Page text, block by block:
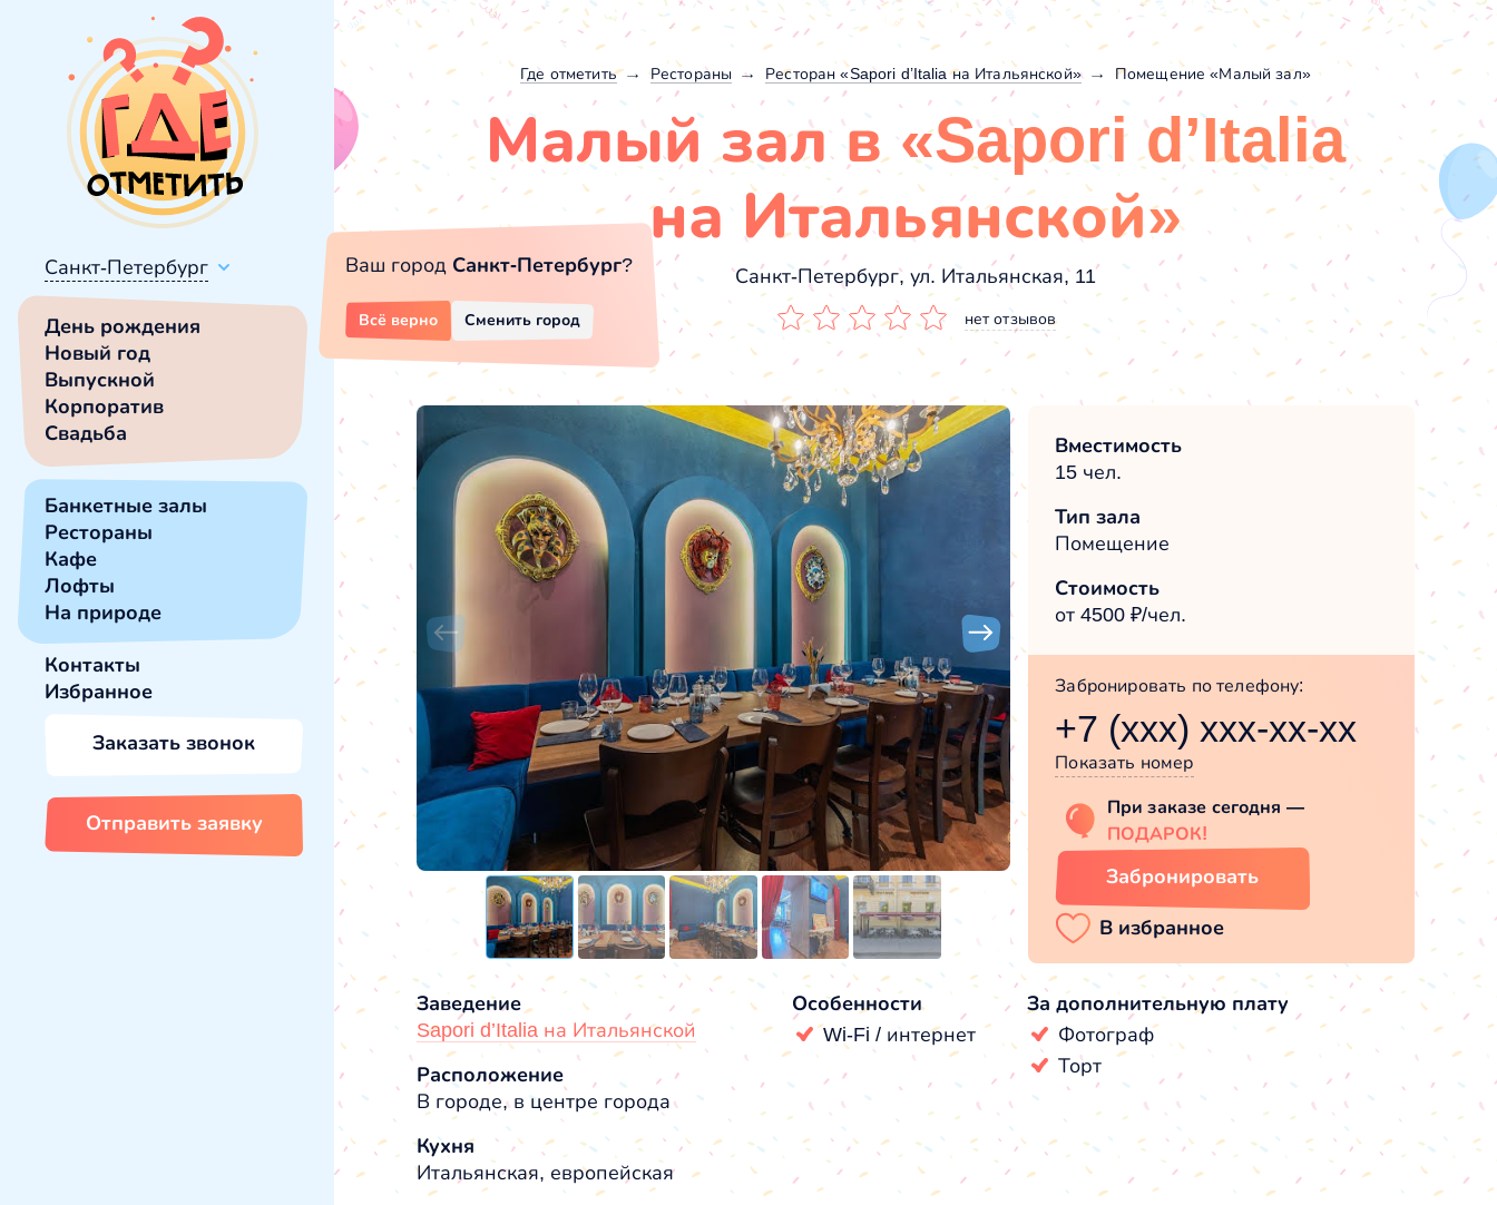
Санкт-Петербург
День рождения
Новый год
Выпускной
Корпоратив
Свадьба
Банкетные залы
Рестораны
Кафе
Лофты
На природе
Контакты
Избранное
Заказать звонок
Отправить заявку
Где отметить Рестораны Ресторан «Sapori d’Italia на Итальянской» Помещение «Малый зал»
Малый зал в «Sapori d’Italia
на Итальянской»
Санкт-Петербург, ул. Итальянская, 11
нет отзывов
Вместимость
15 чел.
Тип зала
Помещение
Стоимость
от 4500 ₽/чел.
Забронировать по телефону:
+7 (xxx) xxx-xx-xx
Показать номер
При заказе сегодня —
ПОДАРОК!
Забронировать
Заведение
Sapori d’Italia на Итальянской
Расположение
В городе, в центре города
Кухня
Итальянская, европейская
Особенности
Wi-Fi / интернет
За дополнительную плату
Фотограф
Торт
Ваш город Санкт-Петербург?
Всё верно Сменить город